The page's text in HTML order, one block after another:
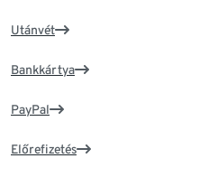
Utánvét
Bankkártya
PayPal
Előrefizetés